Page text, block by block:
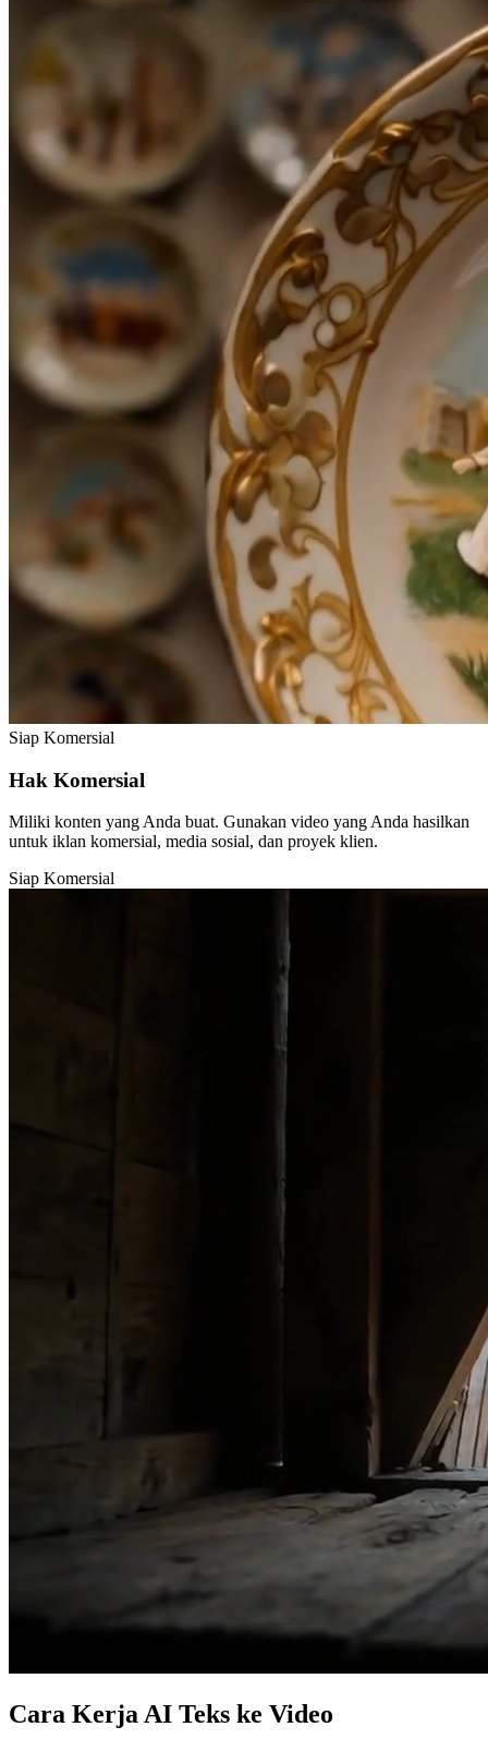
Siap Komersial
Hak Komersial
Miliki konten yang Anda buat. Gunakan video yang Anda hasilkan
untuk iklan komersial, media sosial, dan proyek klien.
Siap Komersial
Cara Kerja AI Teks ke Video